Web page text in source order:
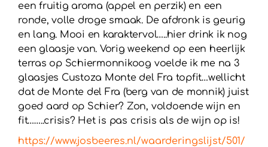
een fruitig aroma (appel en perzik) en een
ronde, volle droge smaak. De afdronk is geurig
en lang. Mooi en karaktervol…..hier drink ik nog
een glaasje van. Vorig weekend op een heerlijk
terras op Schiermonnikoog voelde ik me na 3
glaasjes Custoza Monte del Fra topfit…wellicht
dat de Monte del Fra (berg van de monnik) juist
goed aard op Schier? Zon, voldoende wijn en
fit……..crisis? Het is pas crisis als de wijn op is!
https://www.josbeeres.nl/waarderingslijst/501/